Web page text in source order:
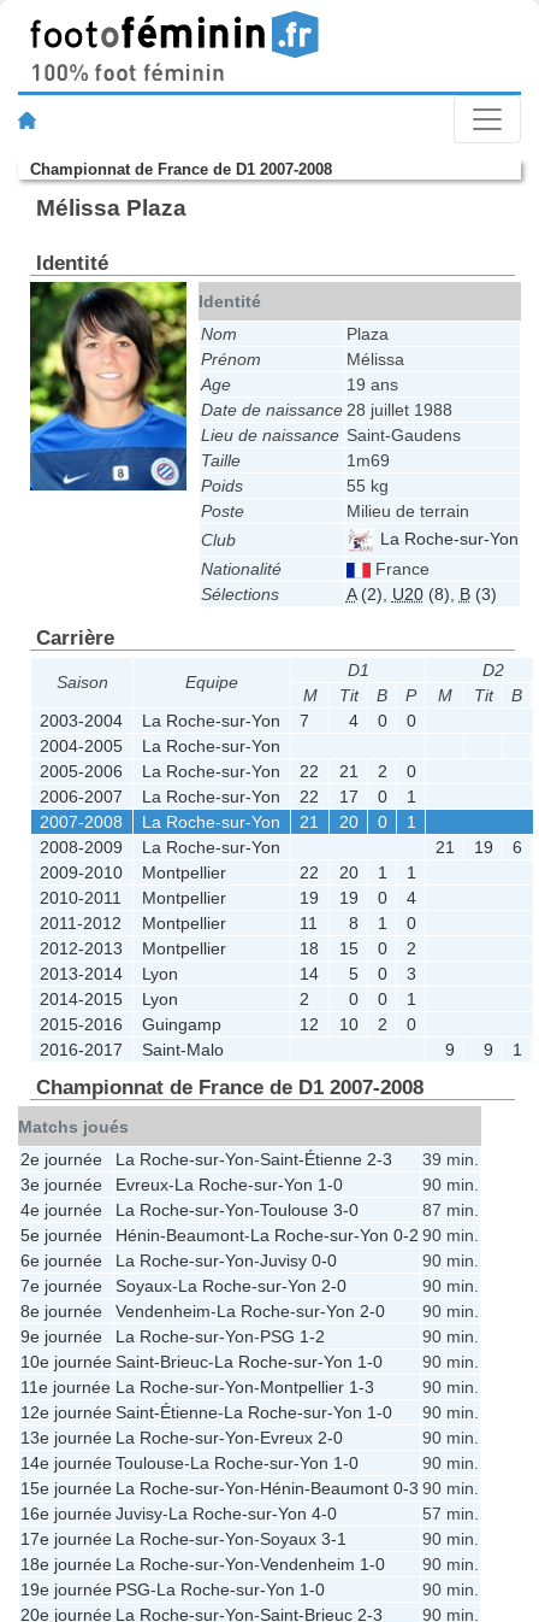
Championnat de France de D1 2007-2008
Mélissa Plaza
Identité
Identité
Nom
Plaza
Prénom
Mélissa
Age
19 ans
Date de naissance 28 juillet 1988
Lieu de naissance Saint-Gaudens
Taille
1m69
Poids
55 kg
Poste
Milieu de terrain
Club
La Roche-sur-Yon
Nationalité
France
Sélections
A(2), U20(8), B(3)
Carrière
Saison Equipe
D1
D2
M
Tit B P M Tit
B
2003-2004
La Roche-sur-Yon 7 4 0
0
2004-2005
La Roche-sur-Yon
2005-2006
La Roche-sur-Yon 22 21 2
0
2006-2007
La Roche-sur-Yon 22 17 0
1
2007-2008
La Roche-sur-Yon 21 20 0
1
2008-2009
La Roche-sur-Yon 21 19
6
2009-2010
Montpellier 22 20 1
1
2010-2011
Montpellier 19 19 0
4
2011-2012
Montpellier 11 8 1
0
2012-2013
Montpellier 18 15 0
2
2013-2014
Lyon 14 5 0
3
2014-2015
Lyon 2 0 0
1
2015-2016
Guingamp 12 10 2
0
2016-2017
Saint-Malo 9 9 1
Championnat de France de D1 2007-2008
Matchs joués
2e journée
La Roche-sur-Yon-Saint-Étienne 2-3
39 min.
3e journée
Evreux-La Roche-sur-Yon 1-0
90 min.
4e journée
La Roche-sur-Yon-Toulouse 3-0
87 min.
5e journée
Hénin-Beaumont-La Roche-sur-Yon 0-2 90 min.
6e journée
La Roche-sur-Yon-Juvisy 0-0
90 min.
7e journée
Soyaux-La Roche-sur-Yon 2-0
90 min.
8e journée
Vendenheim-La Roche-sur-Yon 2-0
90 min.
9e journée
La Roche-sur-Yon-PSG 1-2
90 min.
10e journéeSaint-Brieuc-La Roche-sur-Yon 1-0
90 min.
11e journée La Roche-sur-Yon-Montpellier 1-3
90 min.
12e journéeSaint-Étienne-La Roche-sur-Yon 1-0
90 min.
13e journée La Roche-sur-Yon-Evreux 2-0
90 min.
14e journéeToulouse-La Roche-sur-Yon 1-0
90 min.
15e journée La Roche-sur-Yon-Hénin-Beaumont 0-3 90 min.
16e journéeJuvisy-La Roche-sur-Yon 4-0
57 min.
17e journée La Roche-sur-Yon-Soyaux 3-1
90 min.
18e journée La Roche-sur-Yon-Vendenheim 1-0
90 min.
19e journée PSG-La Roche-sur-Yon 1-0
90 min.
20e journée La Roche-sur-Yon-Saint-Brieuc 2-3
90 min.